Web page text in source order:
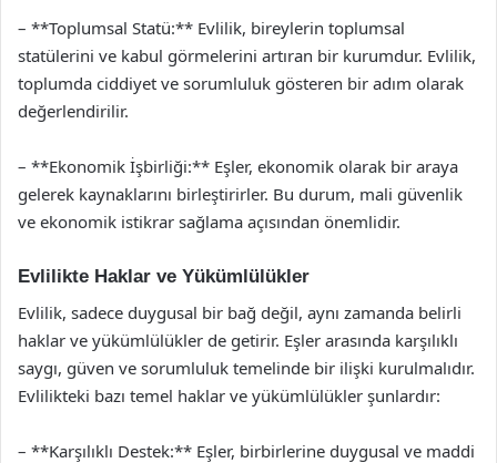
– **Toplumsal Statü:** Evlilik, bireylerin toplumsal
statülerini ve kabul görmelerini artıran bir kurumdur. Evlilik,
toplumda ciddiyet ve sorumluluk gösteren bir adım olarak
değerlendirilir.
– **Ekonomik İşbirliği:** Eşler, ekonomik olarak bir araya
gelerek kaynaklarını birleştirirler. Bu durum, mali güvenlik
ve ekonomik istikrar sağlama açısından önemlidir.
Evlilikte Haklar ve Yükümlülükler
Evlilik, sadece duygusal bir bağ değil, aynı zamanda belirli
haklar ve yükümlülükler de getirir. Eşler arasında karşılıklı
saygı, güven ve sorumluluk temelinde bir ilişki kurulmalıdır.
Evlilikteki bazı temel haklar ve yükümlülükler şunlardır:
– **Karşılıklı Destek:** Eşler, birbirlerine duygusal ve maddi